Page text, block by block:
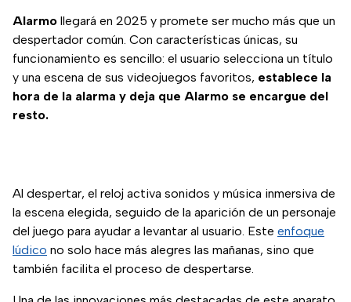
Alarmo llegará en 2025 y promete ser mucho más que un
despertador común. Con características únicas, su
funcionamiento es sencillo: el usuario selecciona un título
y una escena de sus videojuegos favoritos, establece la
hora de la alarma y deja que Alarmo se encargue del
resto.
Al despertar, el reloj activa sonidos y música inmersiva de
la escena elegida, seguido de la aparición de un personaje
del juego para ayudar a levantar al usuario. Este enfoque
lúdico no solo hace más alegres las mañanas, sino que
también facilita el proceso de despertarse.